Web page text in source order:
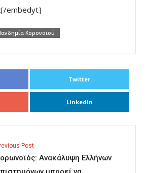
embedyt]
Κορονοϊού
Twitter
Linkedin
Post
Ανακάλυψη Ελλήνων